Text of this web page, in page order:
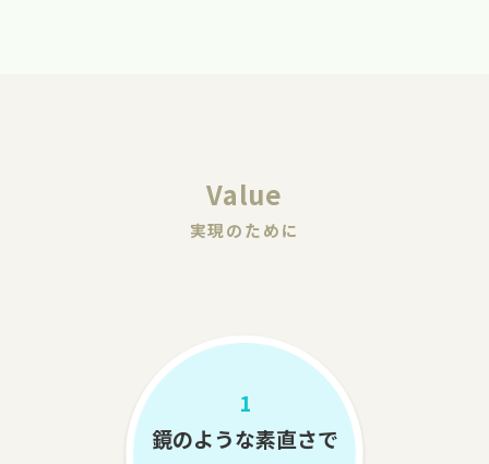
Value
実現のために
1
鏡のような素直さで